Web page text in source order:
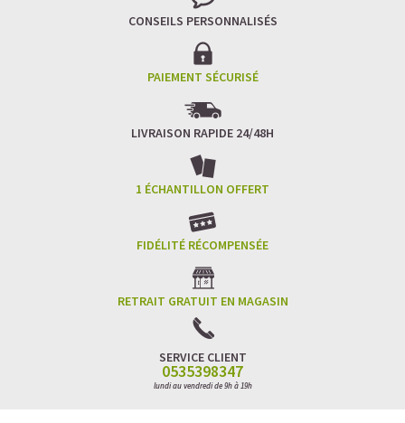
CONSEILS PERSONNALISÉS
PAIEMENT SÉCURISÉ
LIVRAISON RAPIDE 24/48H
1 ÉCHANTILLON OFFERT
FIDÉLITÉ RÉCOMPENSÉE
RETRAIT GRATUIT EN MAGASIN
SERVICE CLIENT
0535398347
lundi au vendredi de 9h à 19h